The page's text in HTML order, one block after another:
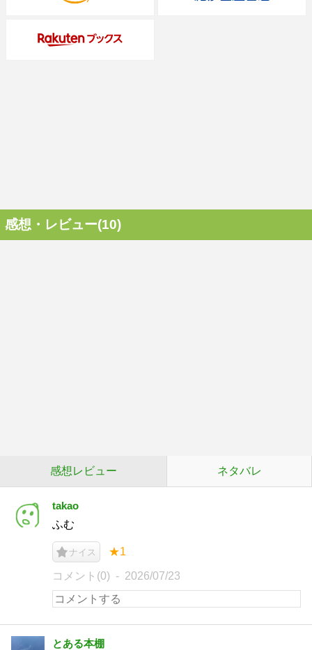
感想・レビュー(10)
感想レビュー ネタバレ
takao
ふむ
ナイス ★1
コメント(0) 2026/07/23
とある本棚